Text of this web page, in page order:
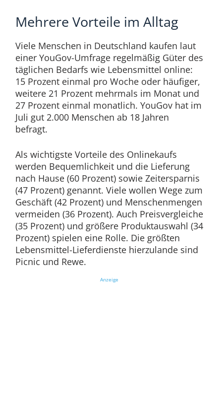
Mehrere Vorteile im Alltag
Viele Menschen in Deutschland kaufen laut
einer YouGov-Umfrage regelmäßig Güter des
täglichen Bedarfs wie Lebensmittel online:
15 Prozent einmal pro Woche oder häufiger,
weitere 21 Prozent mehrmals im Monat und
27 Prozent einmal monatlich. YouGov hat im
Juli gut 2.000 Menschen ab 18 Jahren
befragt.
Als wichtigste Vorteile des Onlinekaufs
werden Bequemlichkeit und die Lieferung
nach Hause (60 Prozent) sowie Zeitersparnis
(47 Prozent) genannt. Viele wollen Wege zum
Geschäft (42 Prozent) und Menschenmengen
vermeiden (36 Prozent). Auch Preisvergleiche
(35 Prozent) und größere Produktauswahl (34
Prozent) spielen eine Rolle. Die größten
Lebensmittel-Lieferdienste hierzulande sind
Picnic und Rewe.
Anzeige